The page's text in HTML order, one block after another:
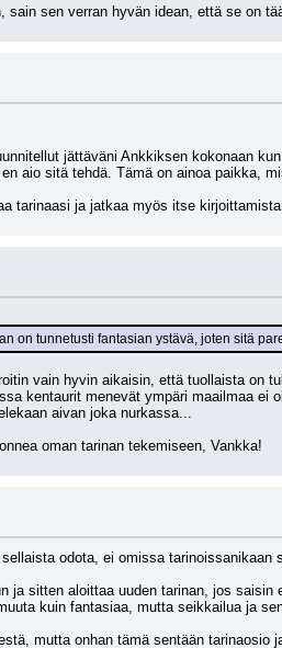
sain sen verran hyvän idean, että se on
jättäväni Ankkiksen kokonaan
aio sitä tehdä. Tämä on ainoa paikka,
tarinaasi ja jatkaa myös itse
on tunnetusti fantasian ystävä, joten sitä
vain hyvin aikaisin, että tuollaista on
kentaurit menevät ympäri maailmaa
aivan joka nurkassa...
oman tarinan tekemiseen, Vankka!
odota, ei omissa
ja sitten aloittaa uuden tarinan, jos
kuin fantasiaa, mutta seikkailua ja
mutta onhan tämä sentään tarinaosio